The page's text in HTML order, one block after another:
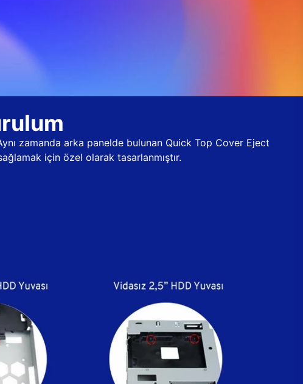
zamanda arka panelde bulunan Quick Top Cover Eject
için özel olarak tasarlanmıştır.